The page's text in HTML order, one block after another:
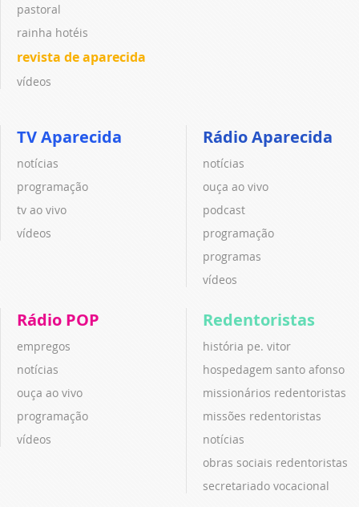
pastoral
rainha hotéis
revista de aparecida
vídeos
TV Aparecida
notícias
programação
tv ao vivo
vídeos
Rádio Aparecida
notícias
ouça ao vivo
podcast
programação
programas
vídeos
Rádio POP
empregos
notícias
ouça ao vivo
programação
vídeos
Redentoristas
história pe. vitor
hospedagem santo afonso
missionários redentoristas
missões redentoristas
notícias
obras sociais redentoristas
secretariado vocacional